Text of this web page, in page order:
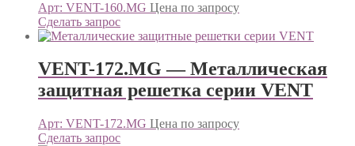
Арт: VENT-160.MG Цена по запросу
Сделать запрос
VENT-172.MG — Металлическая
защитная решетка серии VENT
Арт: VENT-172.MG Цена по запросу
Сделать запрос